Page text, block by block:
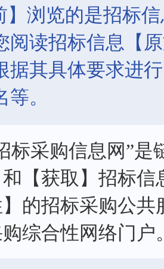
】浏览的是招标
阅读招标信息【
据其具体要求进
。
标采购信息网”
和【获取】招标
】的招标采购公
综合性网络门户